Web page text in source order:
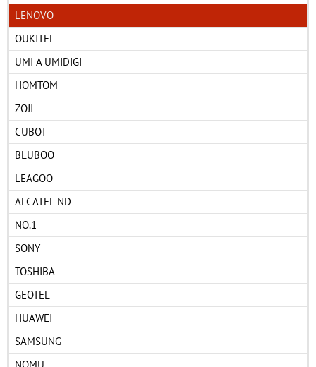
LENOVO
OUKITEL
UMI A UMIDIGI
HOMTOM
ZOJI
CUBOT
BLUBOO
LEAGOO
ALCATEL ND
NO.1
SONY
TOSHIBA
GEOTEL
HUAWEI
SAMSUNG